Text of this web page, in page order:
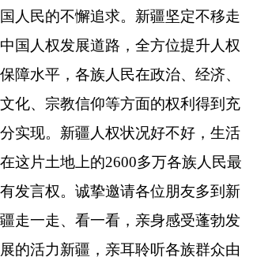
国人民的不懈追求。新疆坚定不移走
中国人权发展道路，全方位提升人权
保障水平，各族人民在政治、经济、
文化、宗教信仰等方面的权利得到充
分实现。新疆人权状况好不好，生活
在这片土地上的2600多万各族人民最
有发言权。诚挚邀请各位朋友多到新
疆走一走、看一看，亲身感受蓬勃发
展的活力新疆，亲耳聆听各族群众由